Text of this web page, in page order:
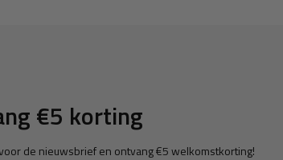
€5 korting
de nieuwsbrief en ontvang €5 welkomstkorting!